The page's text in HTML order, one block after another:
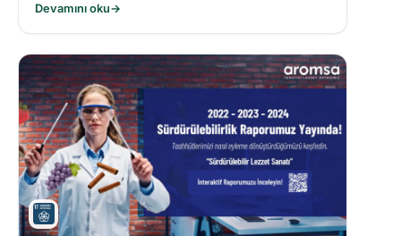
etkinlikleri, çevre bilincinin artırılmasına önemli
katkı sağladı.
Devamını oku→